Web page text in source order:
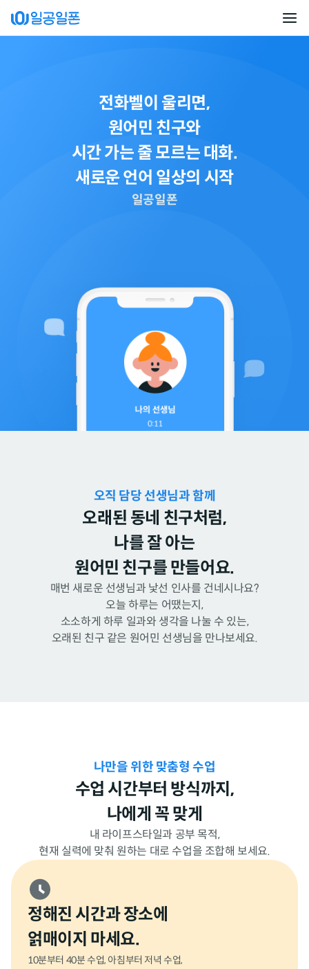
전화벨이 울리면,
원어민 친구와
시간 가는 줄 모르는 대화.
새로운 언어 일상의 시작
일공일폰
오직 담당 선생님과 함께
오래된 동네 친구처럼,
나를 잘 아는
원어민 친구를 만들어요.
매번 새로운 선생님과 낯선 인사를 건네시나요?
오늘 하루는 어땠는지,
소소하게 하루 일과와 생각을 나눌 수 있는,
오래된 친구 같은 원어민 선생님을 만나보세요.
나만을 위한 맞춤형 수업
수업 시간부터 방식까지,
나에게 꼭 맞게
내 라이프스타일과 공부 목적,
현재 실력에 맞춰 원하는 대로 수업을 조합해 보세요.
정해진 시간과 장소에
얽매이지 마세요.
10분부터 40분 수업, 아침부터 저녁 수업,